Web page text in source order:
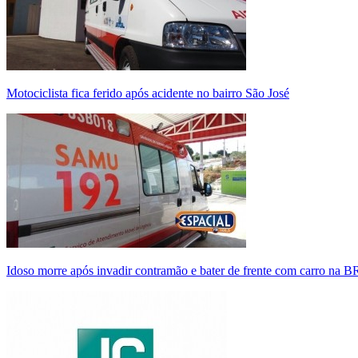
Motociclista fica ferido após acidente no bairro São José
Idoso morre após invadir contramão e bater de frente com carro na